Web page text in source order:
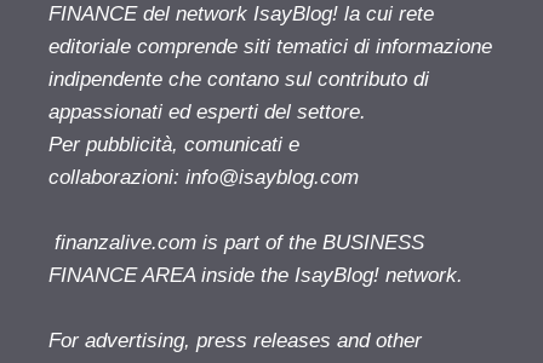
FINANCE del network IsayBlog! la cui rete
editoriale comprende siti tematici di informazione
indipendente che contano sul contributo di
appassionati ed esperti del settore.
Per pubblicità, comunicati e
collaborazioni: info@isayblog.com
finanzalive.com is part of the BUSINESS
FINANCE AREA inside the IsayBlog! network.
For advertising, press releases and other